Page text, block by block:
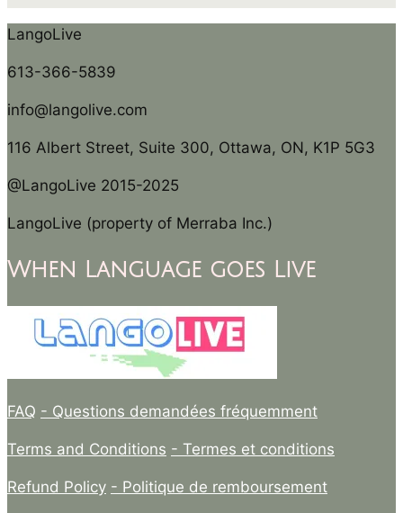
LangoLive
613-366-5839
info@langolive.com
116 Albert Street, Suite 300, Ottawa, ON, K1P 5G3
@LangoLive 2015-2025
LangoLive (property of Merraba Inc.)
When Language goes Live
FAQ - Questions demandées fréquemment
Terms and Conditions - Termes et conditions
Refund Policy - Politique de remboursement